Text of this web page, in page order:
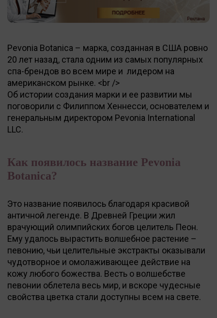
Pevonia Botanica – марка, созданная в США ровно
20 лет назад, стала одним из самых популярных
спа-брендов во всем мире и лидером на
американском рынке. <br />
Об истории создания марки и ее развитии мы
поговорили с Филиппом Хеннесси, основателем и
генеральным директором Pevonia International
LLC.
Как появилось название Pevonia
Botanica?
Это название появилось благодаря красивой
античной легенде. В Древней Греции жил
врачующий олимпийских богов целитель Пеон.
Ему удалось вырастить волшебное растение –
певонию, чьи целительные экстракты оказывали
чудотворное и омолаживающее действие на
кожу любого божества. Весть о волшебстве
певонии облетела весь мир, и вскоре чудесные
свойства цветка стали доступны всем на свете.